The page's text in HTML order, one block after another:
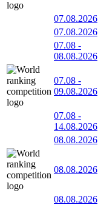
07.08.2026
07.08.2026
07.08 -
08.08.2026
07.08 -
09.08.2026
07.08 -
14.08.2026
08.08.2026
08.08.2026
08.08.2026